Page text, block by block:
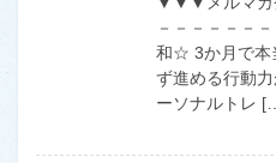
－－－－－－
和☆ 3か月で本
ず進める行動
ーソナルトレ